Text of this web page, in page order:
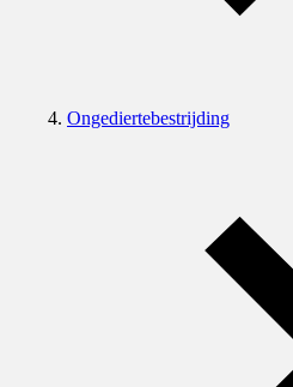
Ongediertebestrijding